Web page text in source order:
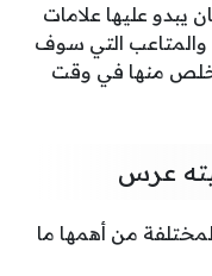
عليها علامات
والمتاعب التي سوف
منها في وقت
عرس
من أهمها ما